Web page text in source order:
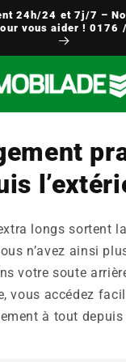
24h/24 et 7j/7 –
vous aider ! 0176
longs sortent
n’avez ainsi
votre soute
vous accédez
à tout depuis